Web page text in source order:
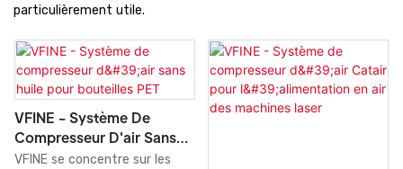
particulièrement utile.
VFINE - Système De
Compresseur D'air Sans
Huile Pour Bouteilles PET
VFINE se concentre sur les